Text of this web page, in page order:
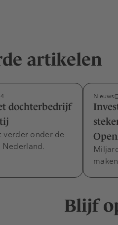
artikelen
dochterbedrijf
verder onder de
Nederland.
Nieuws
Blijf